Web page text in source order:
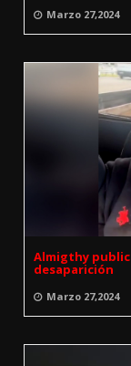
Marzo 27,2024
Almigthy
desaparición
Marzo 27,2024